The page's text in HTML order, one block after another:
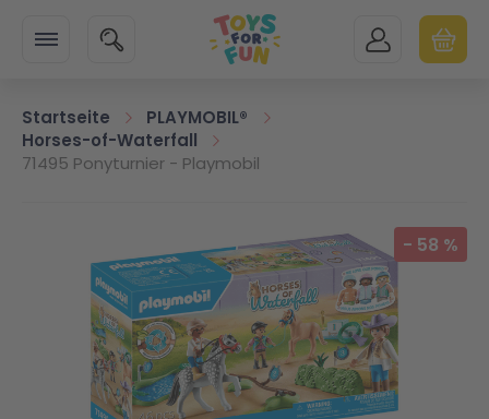
SUCHE MEIN KONTO
Startseite
PLAYMOBIL®
Horses-of-Waterfall
71495 Ponyturnier - Playmobil
Zum Ende der Bildgalerie springen - 58 %